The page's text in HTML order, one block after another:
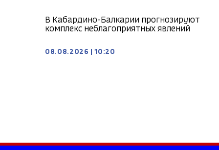
В Кабардино-Балкарии прогнозируют
комплекс неблагоприятных явлений
08.08.2026 10:20